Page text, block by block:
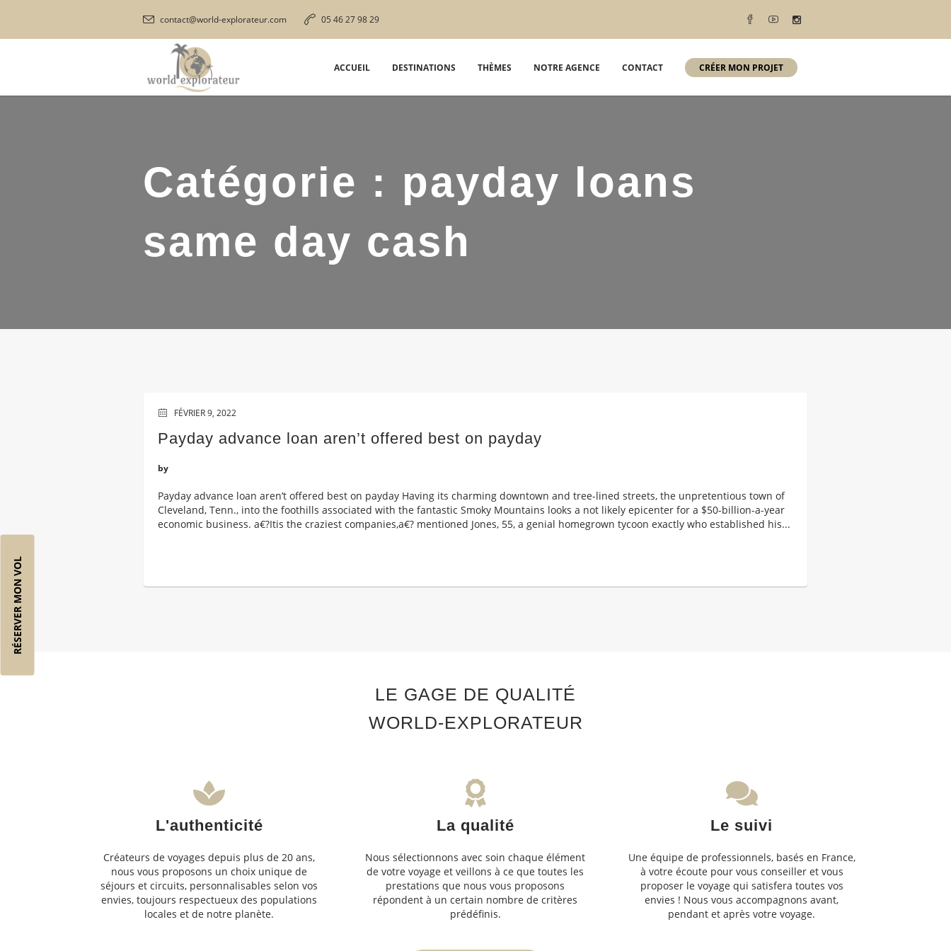
RÉSERVER MON VOL
contact@world-explorateur.com 05 46 27 98 29
ACCUEIL DESTINATIONS THÈMES NOTRE AGENCE CONTACT CRÉER MON PROJET
Catégorie : payday loans
same day cash
FÉVRIER 9, 2022
Payday advance loan aren’t offered best on payday
by
Payday advance loan aren’t offered best on payday Having its charming downtown and tree-lined streets, the unpretentious town of
Cleveland, Tenn., into the foothills associated with the fantastic Smoky Mountains looks a not likely epicenter for a $50-billion-a-year
economic business. a€?Itis the craziest companies,a€? mentioned Jones, 55, a genial homegrown tycoon exactly who established his...
LE GAGE DE QUALITÉ
WORLD-EXPLORATEUR
L'authenticité
Créateurs de voyages depuis plus de 20 ans,
nous vous proposons un choix unique de
séjours et circuits, personnalisables selon vos
envies, toujours respectueux des populations
locales et de notre planète.
La qualité
Nous sélectionnons avec soin chaque élément
de votre voyage et veillons à ce que toutes les
prestations que nous vous proposons
répondent à un certain nombre de critères
prédéfinis.
Le suivi
Une équipe de professionnels, basés en France,
à votre écoute pour vous conseiller et vous
proposer le voyage qui satisfera toutes vos
envies ! Nous vous accompagnons avant,
pendant et après votre voyage.